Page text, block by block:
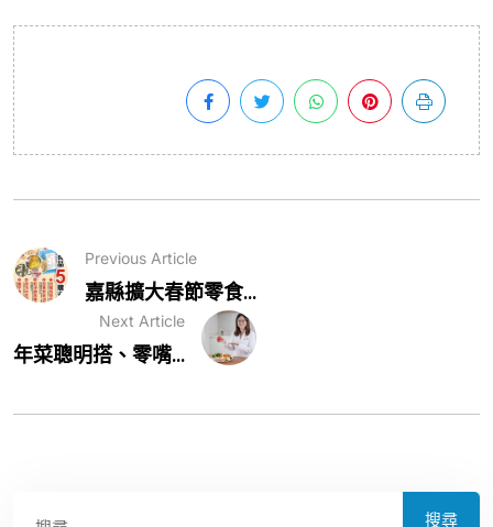
Previous Article
嘉縣擴大春節零食...
Next Article
年菜聰明搭、零嘴...
搜尋